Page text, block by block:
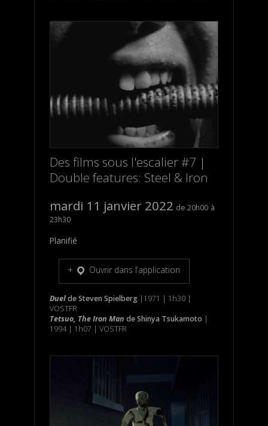
Des films sous l'escalier #7 |
Double features: Steel & Iron
mardi 11 janvier 2022
20h00
23h30
Planifié
Ouvrir dans l’application
Duelde Steven Spielberg|1971 | 1h30 |
VOSTFR
Tetsuo, The Iron Man deShinya Tsukamoto |
1994 | 1h07 | VOSTFR